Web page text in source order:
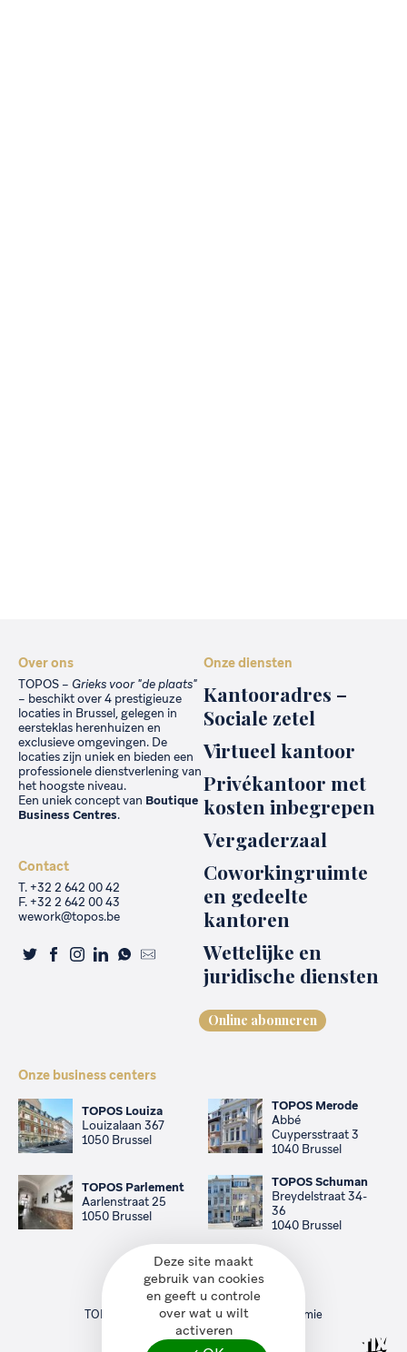
Over ons
TOPOS – Grieks voor "de plaats"
– beschikt over 4 prestigieuze
locaties in Brussel, gelegen in
eersteklas herenhuizen en
exclusieve omgevingen. De
locaties zijn uniek en bieden een
professionele dienstverlening van
het hoogste niveau.
Een uniek concept van Boutique
Business Centres.
Contact
T. +32 2 642 00 42
F. +32 2 642 00 43
wework@topos.be
Onze diensten
Kantooradres –
Sociale zetel
Virtueel kantoor
Privékantoor met
kosten inbegrepen
Vergaderzaal
Coworkingruimte
en gedeelte
kantoren
Wettelijke en
juridische diensten
Online abonneren
Onze business centers
TOPOS Louiza
Louizalaan 367
1050 Brussel
TOPOS Merode
Abbé
Cuypersstraat 3
1040 Brussel
TOPOS Parlement
Aarlenstraat 25
1050 Brussel
TOPOS Schuman
Breydelstraat 34-
36
1040 Brussel
©2026 TOPOS
All rights reserved
TOPOS is geregistreerd bij de FOD Economie
Service management—Privacybeleid
Deze site maakt
gebruik van cookies
en geeft u controle
over wat u wilt
activeren